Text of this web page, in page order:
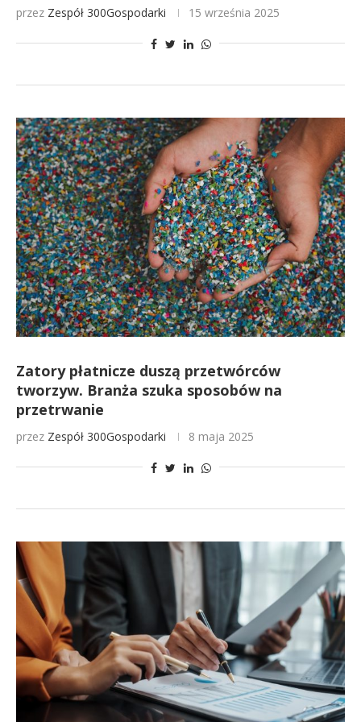
przez Zespół 300Gospodarki 15 września 2025
Zatory płatnicze duszą przetwórców
tworzyw. Branża szuka sposobów na
przetrwanie
przez Zespół 300Gospodarki 8 maja 2025